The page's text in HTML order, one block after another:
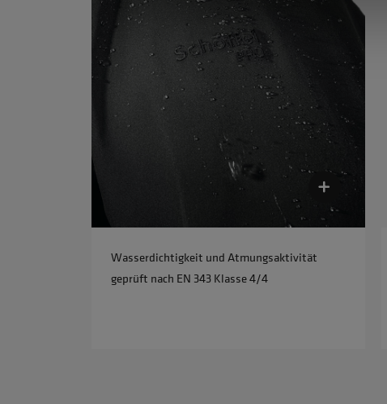
Wasserdichtigkeit und Atmungsaktivität
geprüft nach EN 343 Klasse 4/4